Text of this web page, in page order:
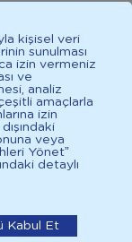
tavsiyesi
danışınız.
*D vitamini
katkıda
kişisel veri
sunulması
izin vermeniz
ve
analiz
amaçlarla
izin
veya
Yönet”
detaylı
Kabul Et